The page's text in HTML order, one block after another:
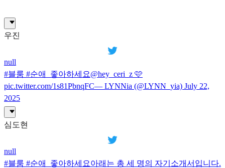
우진
null
#블룸 #순애_좋아하세요@hey_ceri_z 🩷
pic.twitter.com/1s81PbnqFC— LYNNia (@LYNN_yia) July 22,
2025
심도현
null
#블룸 #순애_좋아하세요아래는 총 세 명의 자기소개서입니다.